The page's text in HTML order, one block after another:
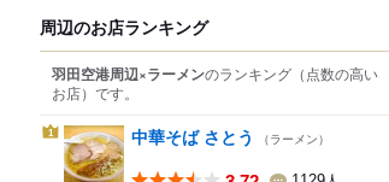
周辺のお店ランキング
羽田空港周辺×ラーメンのランキング （点数の高い
お店） です。
1 中華そば さとう （ラーメン）